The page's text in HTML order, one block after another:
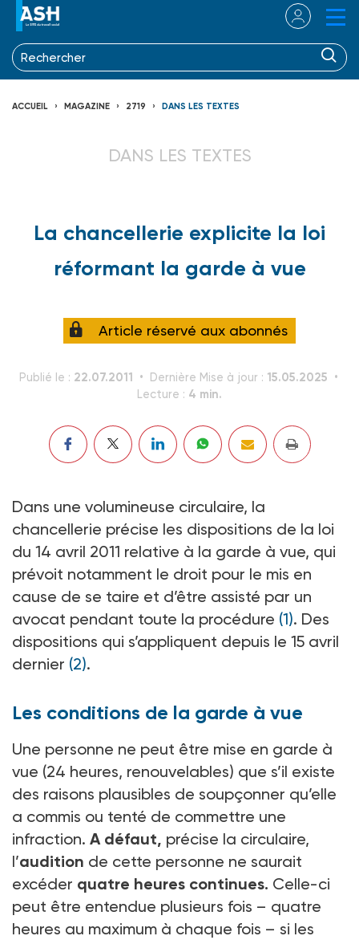
ACCUEIL MAGAZINE 2719 DANS LES TEXTES
DANS LES TEXTES
La chancellerie explicite la loi
réformant la garde à vue
Article réservé aux abonnés
Publié le : 22.07.2011 Dernière Mise à jour : 15.05.2025
Lecture : 4 min.
Dans une volumineuse circulaire, la
chancellerie précise les dispositions de la loi
du 14 avril 2011 relative à la garde à vue, qui
prévoit notamment le droit pour le mis en
cause de se taire et d’être assisté par un
avocat pendant toute la procédure (1). Des
dispositions qui s’appliquent depuis le 15 avril
dernier (2).
Les conditions de la garde à vue
Une personne ne peut être mise en garde à
vue (24 heures, renouvelables) que s’il existe
des raisons plausibles de soupçonner qu’elle
a commis ou tenté de commettre une
infraction. A défaut, précise la circulaire,
l’audition de cette personne ne saurait
excéder quatre heures continues. Celle-ci
peut être entendue plusieurs fois – quatre
heures au maximum à chaque fois – si les